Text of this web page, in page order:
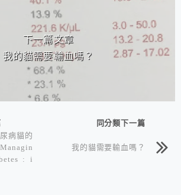
下一篇文章
我的貓需要輸血嗎？
病貓的
: i
同分類下一篇
我的貓需要輸血嗎？